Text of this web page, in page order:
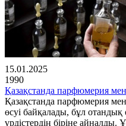
15.01.2025
1990
Қазақстанда парфюмерия мен
Қазақстанда парфюмерия мен
өсуі байқалады, бұл отандық
үрдістердің біріне айналды.